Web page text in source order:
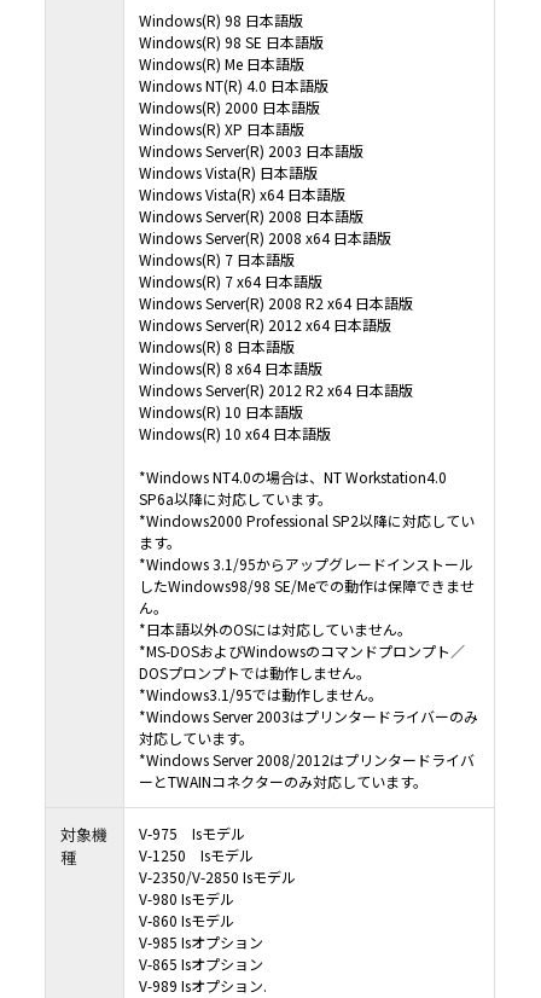
ーソフトウェア文書類」からなるものです。48 CFR 12.212 （2007年10月）及び48
ら227.7202-4（2007年1月）までに従い、すべての米国政府機関のエンドユーザーが、
ア及び付属文書に関して得られる権利は、上記に説明される権利のみを指すものとし
トウェアの使用は、本ソフトウェアが「商用コンピューターソフトウェア」及び「商
ターソフトウェア文書類」であることに関する米国政府の同意と、上記に記載される
に関する承諾を構成するものとみなされます。
１１．本契約書の変更
11.1 村田機械は以下の場合に、村田機械の裁量により、本契約書を変更することがで
（１）本契約書の変更が、お客様の一般の利益に適合するとき。
（２）本契約書の変更が、契約をした目的に反せず、かつ、変更の必要性、変更後の
性、変更の内容その他の変更に係る事情に照らして合理的なものであるとき。
11.2 村田機械は前項による本契約書の変更にあたり、変更後の本契約書の効力発生
までに、本契約書を変更する旨及び変更後の本契約書の内容とその効力発生日を当社
（URL：https://www.muratec.jp/ce/support/）に掲示します。
１２．分離可能性
本契約書の一部が、司法上又は行政上の決定により、無効、違法又は法的強制力がな
合は、かかる部分は削除されるものとし、本契約書における他のいかなる条項ならび
性及び法的強制力にも一切影響を与えるものではありません。
（最終更新日：2019年2月14日）
Windows(R) 98 日本語版
Windows(R) 98 SE 日本語版
Windows(R) Me 日本語版
Windows NT(R) 4.0 日本語版
Windows(R) 2000 日本語版
Windows(R) XP 日本語版
Windows Server(R) 2003 日本語版
Windows Vista(R) 日本語版
Windows Vista(R) x64 日本語版
Windows Server(R) 2008 日本語版
Windows Server(R) 2008 x64 日本語版
Windows(R) 7 日本語版
Windows(R) 7 x64 日本語版
Windows Server(R) 2008 R2 x64 日本語版
Windows Server(R) 2012 x64 日本語版
Windows(R) 8 日本語版
Windows(R) 8 x64 日本語版
Windows Server(R) 2012 R2 x64 日本語版
Windows(R) 10 日本語版
Windows(R) 10 x64 日本語版
*Windows NT4.0の場合は、NT Workstation4.0
SP6a以降に対応しています。
*Windows2000 Professional SP2以降に対応してい
ます。
*Windows 3.1/95からアップグレードインストール
したWindows98/98 SE/Meでの動作は保障できませ
ん。
*日本語以外のOSには対応していません。
*MS-DOSおよびWindowsのコマンドプロンプト／
DOSプロンプトでは動作しません。
*Windows3.1/95では動作しません。
*Windows Server 2003はプリンタードライバーのみ
対応しています。
*Windows Server 2008/2012はプリンタードライバ
ーとTWAINコネクターのみ対応しています。
対象機
種
V-975 Isモデル
V-1250 Isモデル
V-2350/V-2850 Isモデル
V-980 Isモデル
V-860 Isモデル
V-985 Isオプション
V-865 Isオプション
V-989 Isオプション.